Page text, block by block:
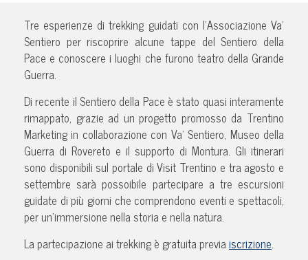
Tre esperienze di trekking guidati con l’Associazione Va’
Sentiero per riscoprire alcune tappe del Sentiero della
Pace e conoscere i luoghi che furono teatro della Grande
Guerra.
Di recente il Sentiero della Pace è stato quasi interamente
rimappato, grazie ad un progetto promosso da Trentino
Marketing in collaborazione con Va’ Sentiero, Museo della
Guerra di Rovereto e il supporto di Montura. Gli itinerari
sono disponibili sul portale di Visit Trentino e tra agosto e
settembre sarà possoibile partecipare a tre escursioni
guidate di più giorni che comprendono eventi e spettacoli,
per un’immersione nella storia e nella natura.
La partecipazione ai trekking è gratuita previaiscrizione.